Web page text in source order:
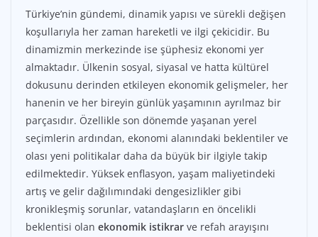
Türkiye’nin gündemi, dinamik yapısı ve sürekli değişen
koşullarıyla her zaman hareketli ve ilgi çekicidir. Bu
dinamizmin merkezinde ise şüphesiz ekonomi yer
almaktadır. Ülkenin sosyal, siyasal ve hatta kültürel
dokusunu derinden etkileyen ekonomik gelişmeler, her
hanenin ve her bireyin günlük yaşamının ayrılmaz bir
parçasıdır. Özellikle son dönemde yaşanan yerel
seçimlerin ardından, ekonomi alanındaki beklentiler ve
olası yeni politikalar daha da büyük bir ilgiyle takip
edilmektedir. Yüksek enflasyon, yaşam maliyetindeki
artış ve gelir dağılımındaki dengesizlikler gibi
kronikleşmiş sorunlar, vatandaşların en öncelikli
beklentisi olan ekonomik istikrar ve refah arayışını